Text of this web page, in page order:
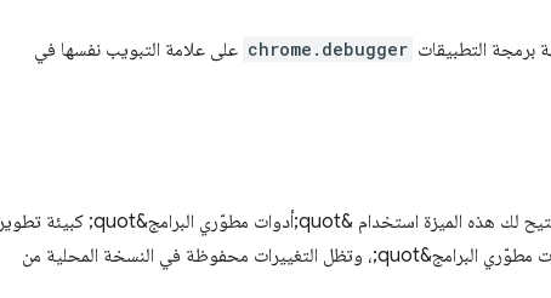
chrome.debugger على علامة التبويب نفسها في
تتوفّر مساحات العمل منذ بعض الوقت في "أدوات مطوّري البرامج". تتيح لك هذه الميزة استخدام &quot;أدوات مطوّري البرامج&quot; كبيئة تطوير
متكاملة. تُجري بعض التغييرات على الرمز المصدر ضمن &quot;أدوات مطوّري البرامج&quot;، وتظل التغييرات محفوظة في النسخة المحلية من